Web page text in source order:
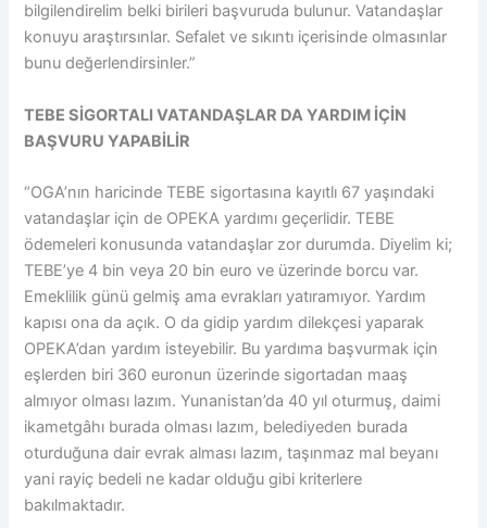
bilgilendirelim belki birileri başvuruda bulunur. Vatandaşlar
konuyu araştırsınlar. Sefalet ve sıkıntı içerisinde olmasınlar
bunu değerlendirsinler.”
TEBE SİGORTALI VATANDAŞLAR DA YARDIM İÇİN
BAŞVURU YAPABİLİR
“OGA’nın haricinde TEBE sigortasına kayıtlı 67 yaşındaki
vatandaşlar için de OPEKA yardımı geçerlidir. TEBE
ödemeleri konusunda vatandaşlar zor durumda. Diyelim ki;
TEBE’ye 4 bin veya 20 bin euro ve üzerinde borcu var.
Emeklilik günü gelmiş ama evrakları yatıramıyor. Yardım
kapısı ona da açık. O da gidip yardım dilekçesi yaparak
OPEKA’dan yardım isteyebilir. Bu yardıma başvurmak için
eşlerden biri 360 euronun üzerinde sigortadan maaş
almıyor olması lazım. Yunanistan’da 40 yıl oturmuş, daimi
ikametgâhı burada olması lazım, belediyeden burada
oturduğuna dair evrak alması lazım, taşınmaz mal beyanı
yani rayiç bedeli ne kadar olduğu gibi kriterlere
bakılmaktadır.